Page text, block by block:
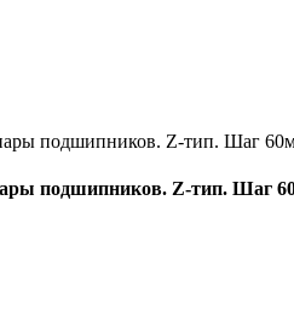
подшипников. Z-тип. Шаг